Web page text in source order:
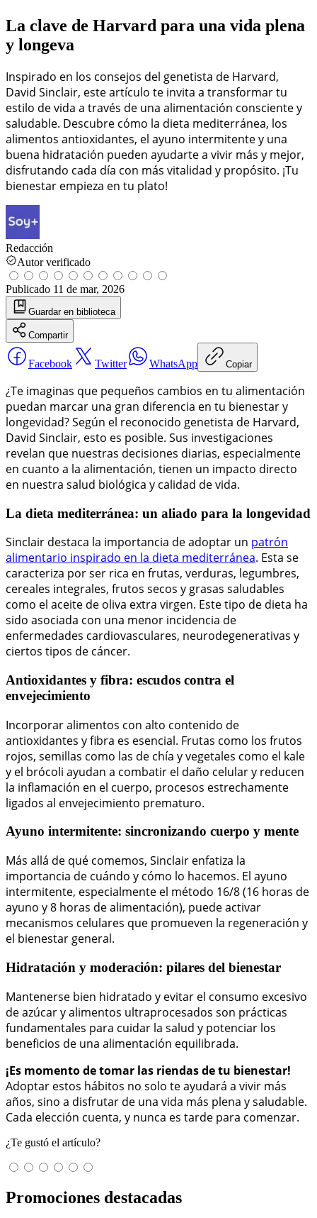
La clave de Harvard para una vida plena
y longeva
Inspirado en los consejos del genetista de Harvard,
David Sinclair, este artículo te invita a transformar tu
estilo de vida a través de una alimentación consciente y
saludable. Descubre cómo la dieta mediterránea, los
alimentos antioxidantes, el ayuno intermitente y una
buena hidratación pueden ayudarte a vivir más y mejor,
disfrutando cada día con más vitalidad y propósito. ¡Tu
bienestar empieza en tu plato!
Redacción
Autor verificado
Publicado 11 de mar, 2026
Guardar en biblioteca
Compartir
Facebook Twitter WhatsApp Copiar
¿Te imaginas que pequeños cambios en tu alimentación
puedan marcar una gran diferencia en tu bienestar y
longevidad? Según el reconocido genetista de Harvard,
David Sinclair, esto es posible. Sus investigaciones
revelan que nuestras decisiones diarias, especialmente
en cuanto a la alimentación, tienen un impacto directo
en nuestra salud biológica y calidad de vida.
La dieta mediterránea: un aliado para la longevidad
Sinclair destaca la importancia de adoptar un patrón
alimentario inspirado en la dieta mediterránea. Esta se
caracteriza por ser rica en frutas, verduras, legumbres,
cereales integrales, frutos secos y grasas saludables
como el aceite de oliva extra virgen. Este tipo de dieta ha
sido asociada con una menor incidencia de
enfermedades cardiovasculares, neurodegenerativas y
ciertos tipos de cáncer.
Antioxidantes y fibra: escudos contra el
envejecimiento
Incorporar alimentos con alto contenido de
antioxidantes y fibra es esencial. Frutas como los frutos
rojos, semillas como las de chía y vegetales como el kale
y el brócoli ayudan a combatir el daño celular y reducen
la inflamación en el cuerpo, procesos estrechamente
ligados al envejecimiento prematuro.
Ayuno intermitente: sincronizando cuerpo y mente
Más allá de qué comemos, Sinclair enfatiza la
importancia de cuándo y cómo lo hacemos. El ayuno
intermitente, especialmente el método 16/8 (16 horas de
ayuno y 8 horas de alimentación), puede activar
mecanismos celulares que promueven la regeneración y
el bienestar general.
Hidratación y moderación: pilares del bienestar
Mantenerse bien hidratado y evitar el consumo excesivo
de azúcar y alimentos ultraprocesados son prácticas
fundamentales para cuidar la salud y potenciar los
beneficios de una alimentación equilibrada.
¡Es momento de tomar las riendas de tu bienestar!
Adoptar estos hábitos no solo te ayudará a vivir más
años, sino a disfrutar de una vida más plena y saludable.
Cada elección cuenta, y nunca es tarde para comenzar.
¿Te gustó el artículo?
Promociones destacadas